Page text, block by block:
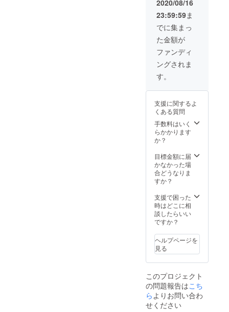
2020/08/16
23:59:59ま
でに集まっ
た金額が
ファンディ
ングされま
す。
支援に関するよ
くある質問
手数料はいく
らかかります
か？
目標金額に届
かなかった場
合どうなりま
すか？
支援で困った
時はどこに相
談したらいい
ですか？
ヘルプページを
見る
このプロジェクト
の問題報告はこち
ら よりお問い合わ
せください